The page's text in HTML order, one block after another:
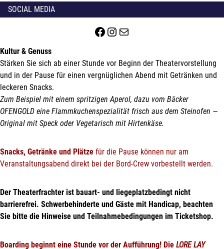
SOCIAL MEDIA
Facebook Instagram E-Mail
Kultur & Genuss
Stärken Sie sich ab einer Stunde vor Beginn der Theatervorstellung
und in der Pause für einen vergnüglichen Abend mit Getränken und
leckeren Snacks.
Zum Beispiel mit einem spritzigen Aperol, dazu vom Bäcker
OFENGOLD eine Flammkuchenspezialität frisch aus dem Steinofen —
Original mit Speck oder Vegetarisch mit Hirtenkäse.
Snacks, Getränke und Plätze für die Pause können nur am
Veranstaltungsabend direkt bei der Bord-Crew vorbestellt werden.
Der Theaterfrachter ist bauart- und liegeplatzbedingt nicht
barrierefrei. Schwerbehinderte und Gäste mit Handicap, beachten
Sie bitte die Hinweise und Teilnahmebedingungen im Ticketshop.
Boarding beginnt eine Stunde vor der Aufführung! Die LORE LAY